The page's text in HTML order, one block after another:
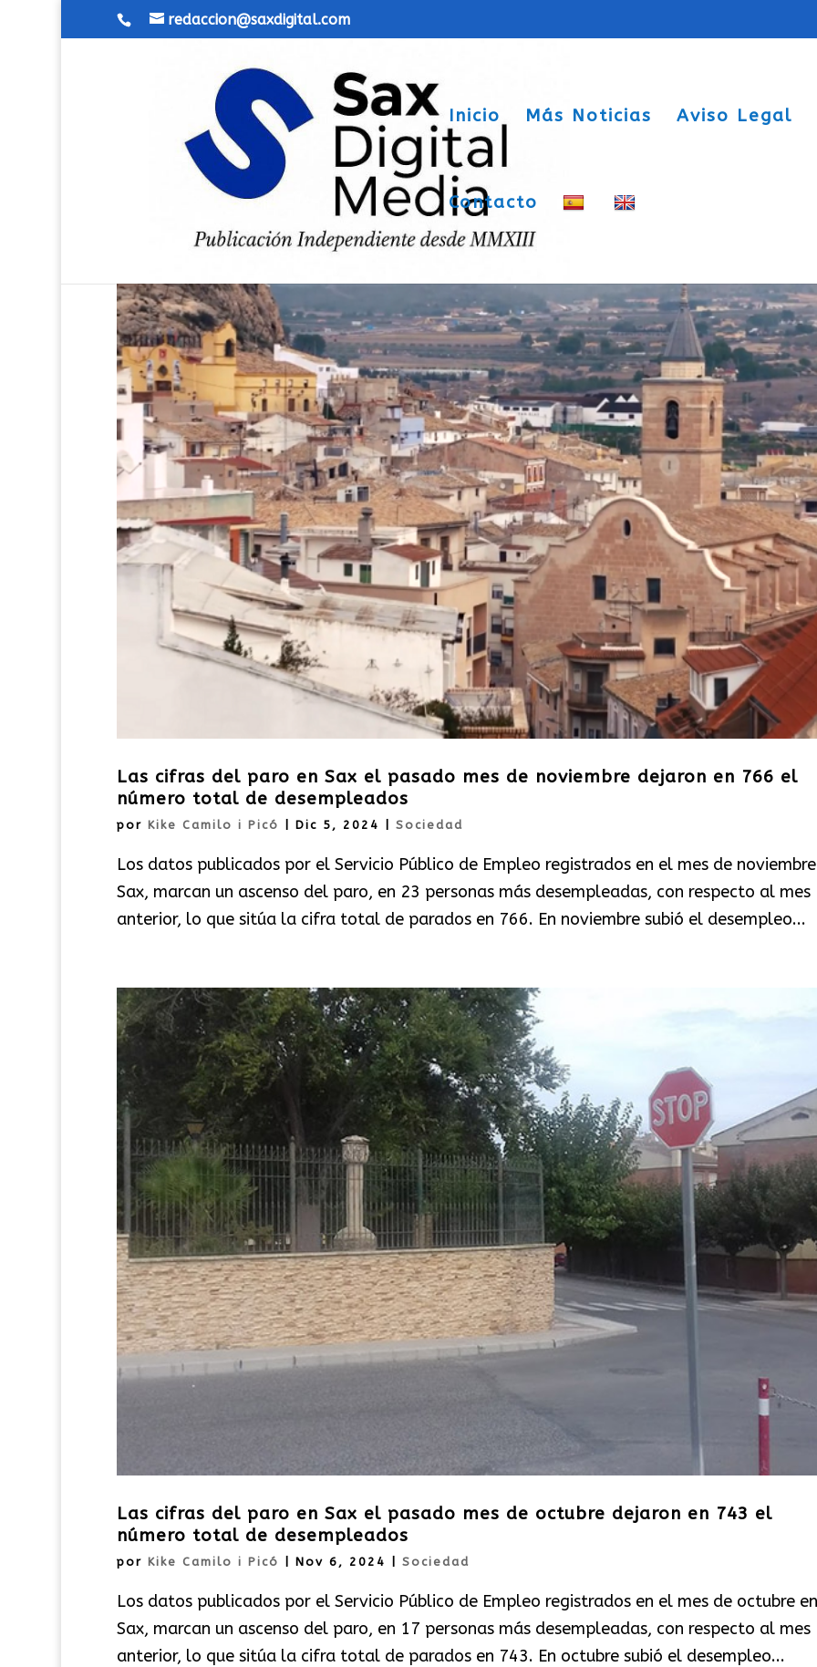
redaccion@saxdigital.com
Inicio Más Noticias Aviso Legal
Contacto
Las cifras del paro en Sax el pasado mes de noviembre dejaron en 766 el
número total de desempleados
por Kike Camilo i Picó Dic 5, 2024 Sociedad
Los datos publicados por el Servicio Público de Empleo registrados en el mes de
Sax, marcan un ascenso del paro, en 23 personas más desempleadas, con respecto al mes
anterior, lo que sitúa la cifra total de parados en 766. En noviembre subió el desempleo...
Las cifras del paro en Sax el pasado mes de octubre dejaron en 743 el
número total de desempleados
por Kike Camilo i Picó Nov 6, 2024 Sociedad
Los datos publicados por el Servicio Público de Empleo registrados en el mes de octubre en
Sax, marcan un ascenso del paro, en 17 personas más desempleadas, con respecto al mes
anterior, lo que sitúa la cifra total de parados en 743. En octubre subió el desempleo...